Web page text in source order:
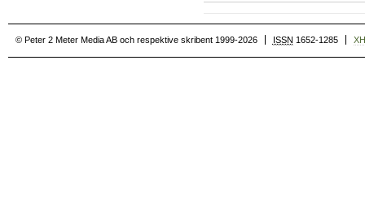
© Peter 2 Meter Media AB och respektive skribent 1999-2026 ISSN 1652-1285